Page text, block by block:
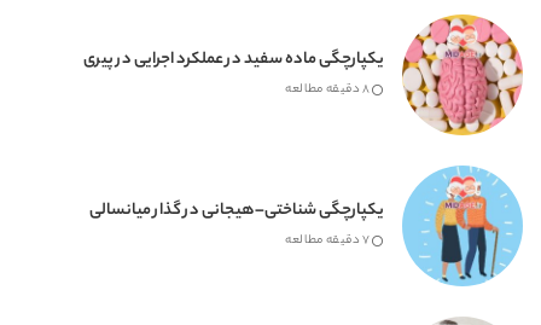
یکپارچگی ماده سفید در عملکرد اجرایی در پیری
8 دقیقه مطالعه
یکپارچگی شناختی–هیجانی در گذار میانسالی
7 دقیقه مطالعه